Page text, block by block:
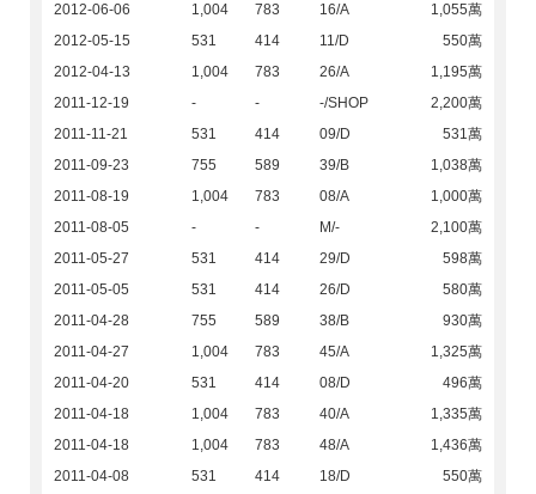
2012-06-06
1,004 783 16/A
1,055萬
2012-05-15
531 414 11/D
550萬
2012-04-13
1,004 783 26/A
1,195萬
2011-12-19
- - -/SHOP
2,200萬
2011-11-21
531 414 09/D
531萬
2011-09-23
755 589 39/B
1,038萬
2011-08-19
1,004 783 08/A
1,000萬
2011-08-05
- - M/-
2,100萬
2011-05-27
531 414 29/D
598萬
2011-05-05
531 414 26/D
580萬
2011-04-28
755 589 38/B
930萬
2011-04-27
1,004 783 45/A
1,325萬
2011-04-20
531 414 08/D
496萬
2011-04-18
1,004 783 40/A
1,335萬
2011-04-18
1,004 783 48/A
1,436萬
2011-04-08
531 414 18/D
550萬